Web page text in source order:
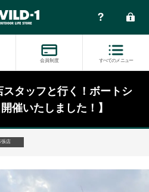
会員制度 すべてのメニュー
スタッフと行く！ボートシ
催いたしました！】
張店